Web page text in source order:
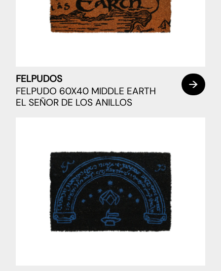
FELPUDOS
FELPUDO 60X40 MIDDLE EARTH
EL SEÑOR DE LOS ANILLOS